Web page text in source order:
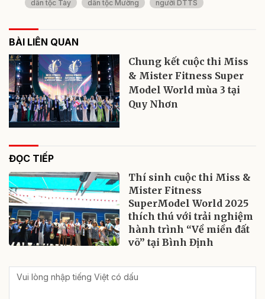
dân tộc Tày dân tộc Mường người DTTS
BÀI LIÊN QUAN
Chung kết cuộc thi Miss
& Mister Fitness Super
Model World mùa 3 tại
Quy Nhơn
ĐỌC TIẾP
Thí sinh cuộc thi Miss &
Mister Fitness
SuperModel World 2025
thích thú với trải nghiệm
hành trình “Về miền đất
võ” tại Bình Định